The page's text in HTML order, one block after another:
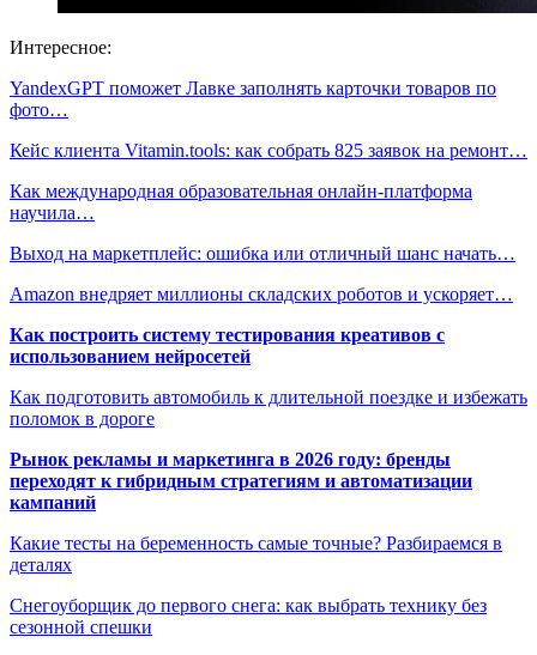
Интересное:
YandexGPT поможет Лавке заполнять карточки товаров по
фото…
Кейс клиента Vitamin.tools: как собрать 825 заявок на ремонт…
Как международная образовательная онлайн-платформа
научила…
Выход на маркетплейс: ошибка или отличный шанс начать…
Amazon внедряет миллионы складских роботов и ускоряет…
Как построить систему тестирования креативов с
использованием нейросетей
Как подготовить автомобиль к длительной поездке и избежать
поломок в дороге
Рынок рекламы и маркетинга в 2026 году: бренды
переходят к гибридным стратегиям и автоматизации
кампаний
Какие тесты на беременность самые точные? Разбираемся в
деталях
Снегоуборщик до первого снега: как выбрать технику без
сезонной спешки